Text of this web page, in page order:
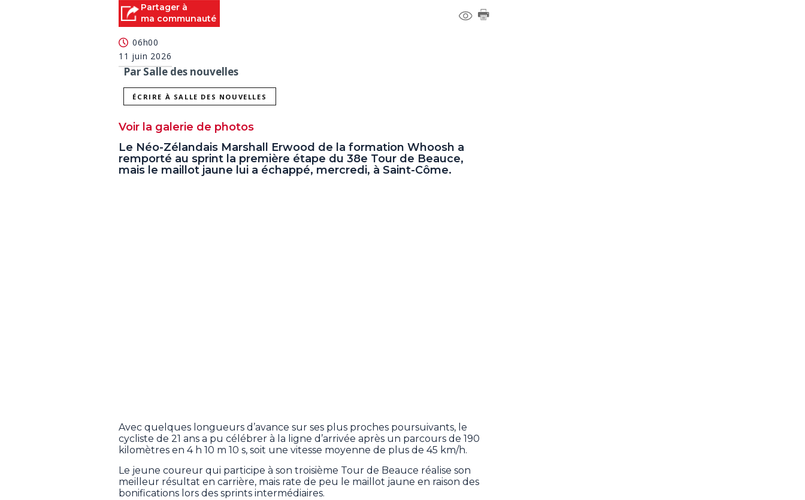
Partager à
ma communauté
06h00
11 juin 2026
Par Salle des nouvelles
ÉCRIRE À SALLE DES NOUVELLES
Voir la galerie de photos
Le Néo-Zélandais Marshall Erwood de la formation Whoosh a
remporté au sprint la première étape du 38e Tour de Beauce,
mais le maillot jaune lui a échappé, mercredi, à Saint-Côme.
Avec quelques longueurs d’avance sur ses plus proches poursuivants, le
cycliste de 21 ans a pu célébrer à la ligne d’arrivée après un parcours de 190
kilomètres en 4 h 10 m 10 s, soit une vitesse moyenne de plus de 45 km/h.
Le jeune coureur qui participe à son troisième Tour de Beauce réalise son
meilleur résultat en carrière, mais rate de peu le maillot jaune en raison des
bonifications lors des sprints intermédiaires.